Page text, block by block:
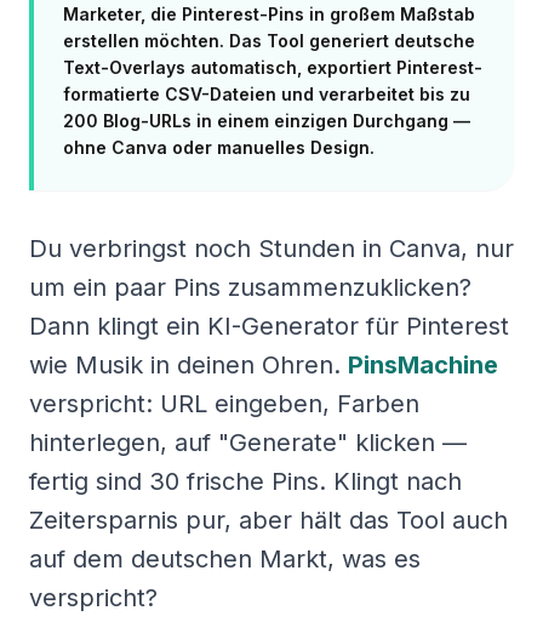
Marketer, die Pinterest-Pins in großem Maßstab
erstellen möchten. Das Tool generiert deutsche
Text-Overlays automatisch, exportiert Pinterest-
formatierte CSV-Dateien und verarbeitet bis zu
200 Blog-URLs in einem einzigen Durchgang —
ohne Canva oder manuelles Design.
Du verbringst noch Stunden in Canva, nur
um ein paar Pins zusammenzuklicken?
Dann klingt ein KI-Generator für Pinterest
wie Musik in deinen Ohren. PinsMachine
verspricht: URL eingeben, Farben
hinterlegen, auf "Generate" klicken —
fertig sind 30 frische Pins. Klingt nach
Zeitersparnis pur, aber hält das Tool auch
auf dem deutschen Markt, was es
verspricht?